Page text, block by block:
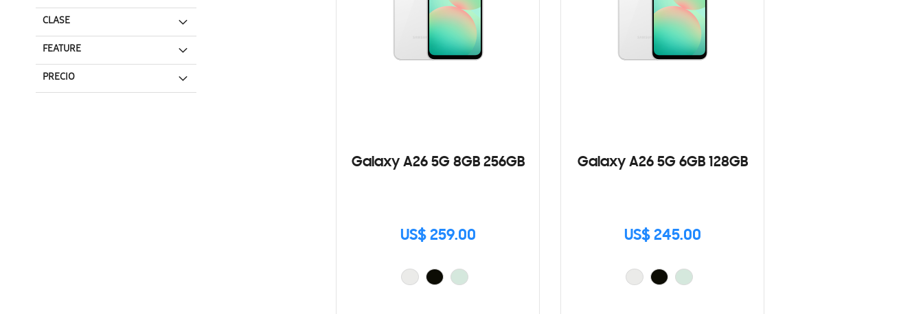
Galaxy A26 5G 8GB 256GB
US$ 259.00
Galaxy A26 5G 6GB 128GB
US$ 245.00
CLASE
FEATURE
PRECIO